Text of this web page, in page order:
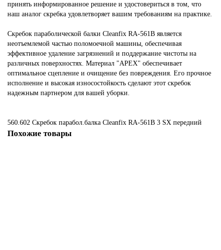
принять информированное решение и удостовериться в том, что
наш аналог скребка удовлетворяет вашим требованиям на практике.
Скребок параболической балки Cleanfix RA-561В является
неотъемлемой частью поломоечной машины, обеспечивая
эффективное удаление загрязнений и поддержание чистоты на
различных поверхностях. Материал "APEX" обеспечивает
оптимальное сцепление и очищение без повреждения. Его прочное
исполнение и высокая износостойкость сделают этот скребок
надежным партнером для вашей уборки.
560.602 Скребок парабол.балка Cleanfix RA-561В 3 SX передний
Похожие товары